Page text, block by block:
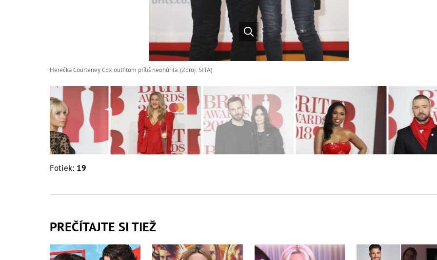
Herečka Courteney Cox outfitom príliš neohúrila. (Zdroj: SITA)
Fotiek: 19
PREČÍTAJTE SI TIEŽ